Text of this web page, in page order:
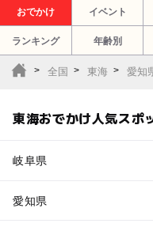
おでかけ イベント
ランキング 年齢別
全国 東海 愛知
東海おでかけ人気スポ
岐阜県
愛知県